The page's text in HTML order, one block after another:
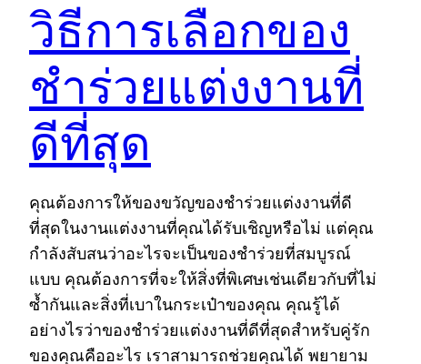
วิธีการเลือกของ
ชำร่วยแต่งงานที่
ดีที่สุด
คุณต้องการให้ของขวัญของชำร่วยแต่งงานที่ดี
ที่สุดในงานแต่งงานที่คุณได้รับเชิญหรือไม่ แต่คุณ
กำลังสับสนว่าอะไรจะเป็นของชำร่วยที่สมบูรณ์
แบบ คุณต้องการที่จะให้สิ่งที่พิเศษเช่นเดียวกับที่ไม่
ซ้ำกันและสิ่งที่เบาในกระเป๋าของคุณ คุณรู้ได้
อย่างไรว่าของชำร่วยแต่งงานที่ดีที่สุดสำหรับคู่รัก
ของคุณคืออะไร เราสามารถช่วยคุณได้ พยายาม